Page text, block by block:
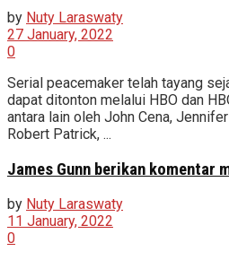
by Nuty Laraswaty
27 January, 2022
0
Serial peacemaker telah tayang
dapat ditonton melalui HBO dan
antara lain oleh John Cena,
Robert Patrick, ...
James Gunn berikan komentar
by Nuty Laraswaty
11 January, 2022
0